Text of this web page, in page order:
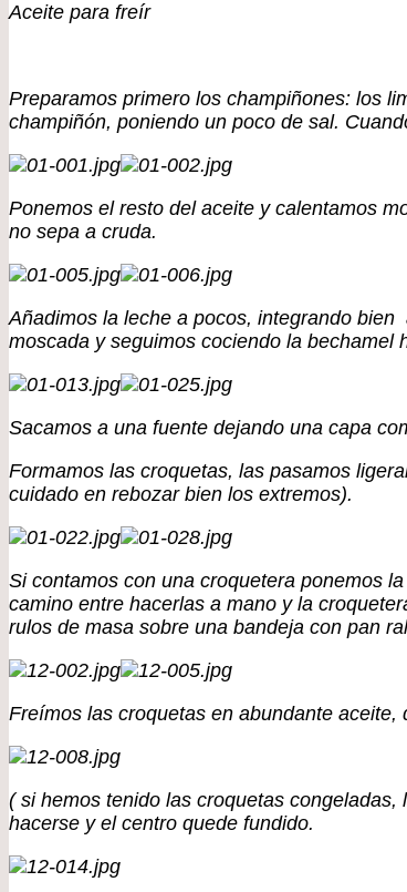
Aceite para freír
Preparamos primero los champiñones: los
champiñón, poniendo un poco de sal.
Ponemos el resto del aceite y calentamos
no sepa a cruda.
Añadimos la leche a pocos, integrando
moscada y seguimos cociendo la bechamel
Sacamos a una fuente dejando una capa
Formamos las croquetas, las pasamos
cuidado en rebozar bien los extremos).
Si contamos con una croquetera ponemos
camino entre hacerlas a mano y la
rulos de masa sobre una bandeja con pan
Freímos las croquetas en abundante
( si hemos tenido las croquetas
hacerse y el centro quede fundido.